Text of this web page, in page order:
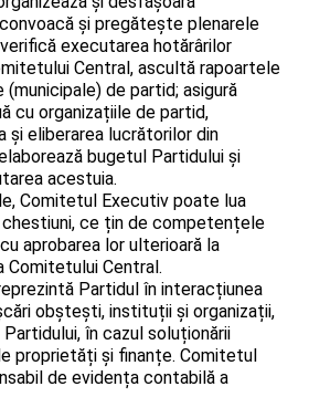
și pregătește plenarele
executarea hotărârilor
Central, ascultă rapoartele
(municipale) de partid; asigură
cu organizațiile de partid,
și eliberarea lucrătorilor din
bugetul Partidului și
acestuia.
Comitetul Executiv poate lua
chestiuni, ce țin de competențele
aprobarea lor ulterioară la
Comitetului Central.
Partidul în interacțiunea
obștești, instituții și organizații,
în cazul soluționării
proprietăți și finanțe. Comitetul
de evidența contabilă a